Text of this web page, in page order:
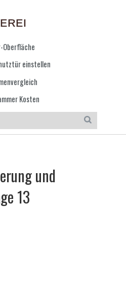
Oberfläche
einstellen
Kosten
und
13